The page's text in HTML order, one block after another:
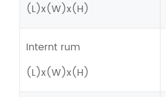
(L)x(W)x(H)
Internt rum
(L)x(W)x(H)